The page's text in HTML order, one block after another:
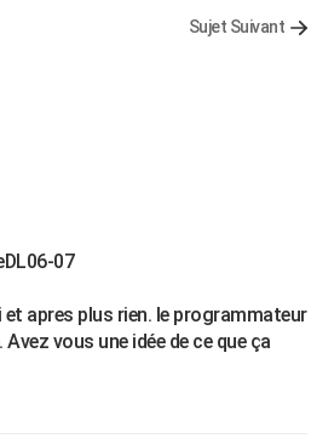
Sujet Suivant
07
apres plus rien. le programmateur
vous une idée de ce que ça